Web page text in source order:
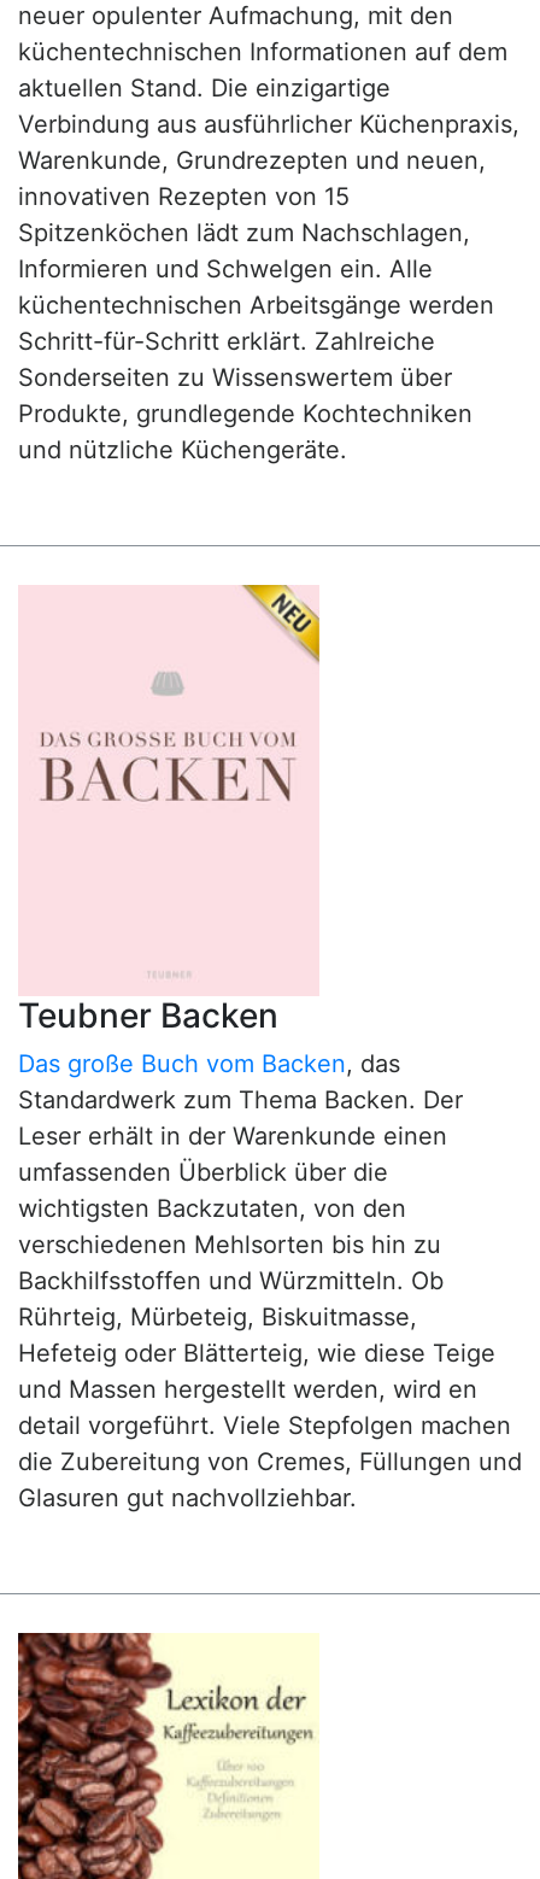
neuer opulenter Aufmachung, mit den
küchentechnischen Informationen auf dem
aktuellen Stand. Die einzigartige
Verbindung aus ausführlicher Küchenpraxis,
Warenkunde, Grundrezepten und neuen,
innovativen Rezepten von 15
Spitzenköchen lädt zum Nachschlagen,
Informieren und Schwelgen ein. Alle
küchentechnischen Arbeitsgänge werden
Schritt-für-Schritt erklärt. Zahlreiche
Sonderseiten zu Wissenswertem über
Produkte, grundlegende Kochtechniken
und nützliche Küchengeräte.
Teubner Backen
Das große Buch vom Backen, das
Standardwerk zum Thema Backen. Der
Leser erhält in der Warenkunde einen
umfassenden Überblick über die
wichtigsten Backzutaten, von den
verschiedenen Mehlsorten bis hin zu
Backhilfsstoffen und Würzmitteln. Ob
Rührteig, Mürbeteig, Biskuitmasse,
Hefeteig oder Blätterteig, wie diese Teige
und Massen hergestellt werden, wird en
detail vorgeführt. Viele Stepfolgen machen
die Zubereitung von Cremes, Füllungen und
Glasuren gut nachvollziehbar.